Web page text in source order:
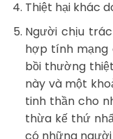
Thiệt hại khác
Người chịu
hợp tính mạng
bồi thường
này và một
tinh thần cho
thừa kế thứ
có những